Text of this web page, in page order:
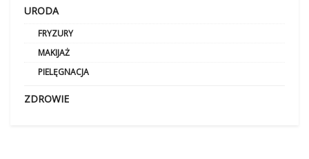
URODA
FRYZURY
MAKIJAŻ
PIELĘGNACJA
ZDROWIE